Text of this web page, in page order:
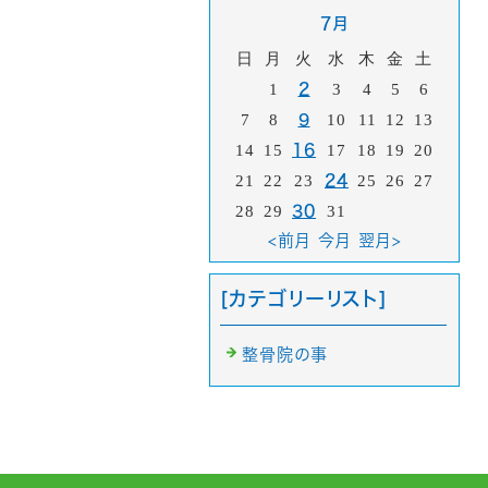
7月
日 月 火 水 木 金
土
1
2 3 4 5
6
7
8 9 10 11 12
13
14
15 16 17 18 19
20
21
22 23 24 25 26
27
28
29 30 31
<前月 今月 翌月>
[カテゴリーリスト]
整骨院の事